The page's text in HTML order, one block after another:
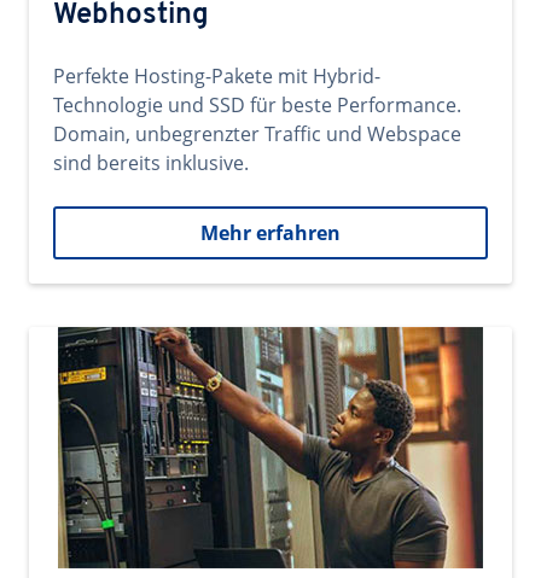
Webhosting
Perfekte Hosting-Pakete mit Hybrid-
Technologie und SSD für beste Performance.
Domain, unbegrenzter Traffic und Webspace
sind bereits inklusive.
Mehr erfahren